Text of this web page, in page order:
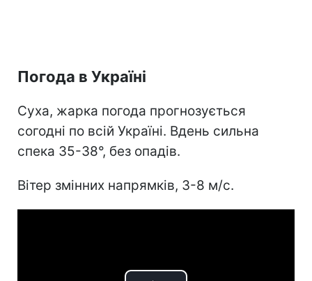
Погода в Україні
Суха, жарка погода прогнозується
согодні по всій Україні. Вдень сильна
спека 35-38°, без опадів.
Вітер змінних напрямків, 3-8 м/с.